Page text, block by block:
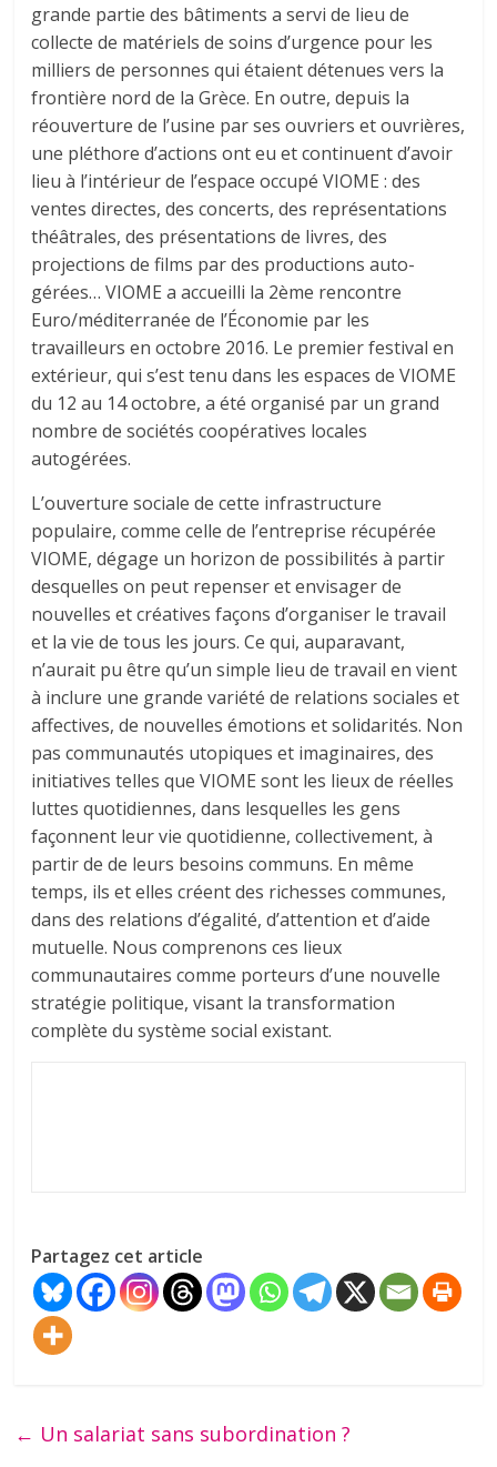
grande partie des bâtiments a servi de lieu de
collecte de matériels de soins d’urgence pour les
milliers de personnes qui étaient détenues vers la
frontière nord de la Grèce. En outre, depuis la
réouverture de l’usine par ses ouvriers et ouvrières,
une pléthore d’actions ont eu et continuent d’avoir
lieu à l’intérieur de l’espace occupé VIOME : des
ventes directes, des concerts, des représentations
théâtrales, des présentations de livres, des
projections de films par des productions auto-
gérées… VIOME a accueilli la 2ème rencontre
Euro/méditerranée de l’Économie par les
travailleurs en octobre 2016. Le premier festival en
extérieur, qui s’est tenu dans les espaces de VIOME
du 12 au 14 octobre, a été organisé par un grand
nombre de sociétés coopératives locales
autogérées.
L’ouverture sociale de cette infrastructure
populaire, comme celle de l’entreprise récupérée
VIOME, dégage un horizon de possibilités à partir
desquelles on peut repenser et envisager de
nouvelles et créatives façons d’organiser le travail
et la vie de tous les jours. Ce qui, auparavant,
n’aurait pu être qu’un simple lieu de travail en vient
à inclure une grande variété de relations sociales et
affectives, de nouvelles émotions et solidarités. Non
pas communautés utopiques et imaginaires, des
initiatives telles que VIOME sont les lieux de réelles
luttes quotidiennes, dans lesquelles les gens
façonnent leur vie quotidienne, collectivement, à
partir de de leurs besoins communs. En même
temps, ils et elles créent des richesses communes,
dans des relations d’égalité, d’attention et d’aide
mutuelle. Nous comprenons ces lieux
communautaires comme porteurs d’une nouvelle
stratégie politique, visant la transformation
complète du système social existant.
Partagez cet article
← Un salariat sans subordination ?